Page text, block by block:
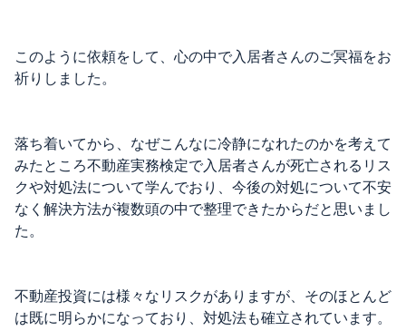
このように依頼をして、心の中で入居者さんのご冥福をお
祈りしました。
落ち着いてから、なぜこんなに冷静になれたのかを考えて
みたところ不動産実務検定で入居者さんが死亡されるリス
クや対処法について学んでおり、今後の対処について不安
なく解決方法が複数頭の中で整理できたからだと思いまし
た。
不動産投資には様々なリスクがありますが、そのほとんど
は既に明らかになっており、対処法も確立されています。